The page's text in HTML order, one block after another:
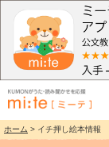
ホーム > イチ押し絵本情報